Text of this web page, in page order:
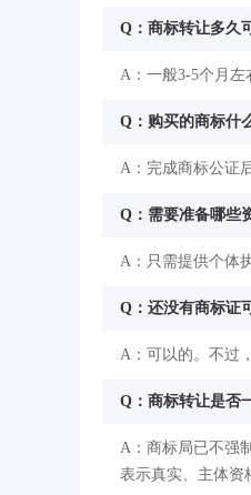
Q：商标转让多久
A：一般3-5个月左
Q：购买的商标什
A：完成商标公证
Q：需要准备哪些
A：只需提供个体
Q：还没有商标证
A：可以的。不过
Q：商标转让是否
A：商标局已不强
表示真实、主体资